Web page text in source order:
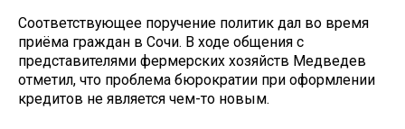
Соответствующее поручение политик дал во время
приёма граждан в Сочи. В ходе общения с
представителями фермерских хозяйств Медведев
отметил, что проблема бюрократии при оформлении
кредитов не является чем-то новым.